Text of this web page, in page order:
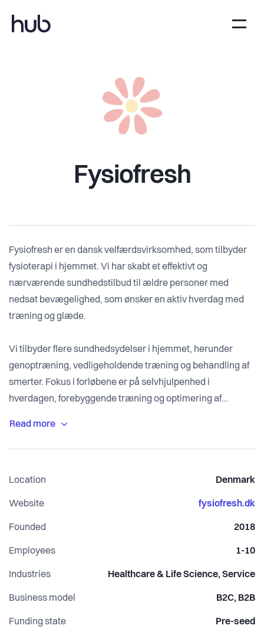
Fysiofresh
Fysiofresh er en dansk velfærdsvirksomhed, som tilbyder
fysioterapi i hjemmet. Vi har skabt et effektivt og
nærværende sundhedstilbud til ældre personer med
nedsat bevægelighed, som ønsker en aktiv hverdag med
træning og glæde.
Vi tilbyder flere sundhedsydelser i hjemmet, herunder
genoptræning, vedligeholdende træning og behandling af
smerter. Fokus i forløbene er på selvhjulpenhed i
hverdagen, forebyggende træning og optimering af
Fysiofresh er et privat sundhedstilbud, registreret hos
erfarne fysioterapeuter med viden om ældres helbred og
klinisk erfaring fra hospitaler, kommuner og klinikker. Vi
Aarhus, Odense, Aalborg og Esbjerg.
hele livet og at være et positivt bidrag til de udfordringer,
som fremtidens sundhedssystem står overfor.
Location Denmark
Website fysiofresh.dk
Founded 2018
Employees 1-10
Industries Healthcare & Life Science, Service
Business model B2C, B2B
Funding state Pre-seed